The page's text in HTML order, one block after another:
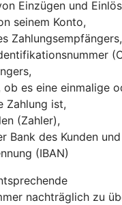
Einzügen und
seinem Konto,
Zahlungsempfängers,
ob es eine einmalige
Zahlung ist,
(Zahler),
Bank des Kunden und
(IBAN)
nachträglich zu